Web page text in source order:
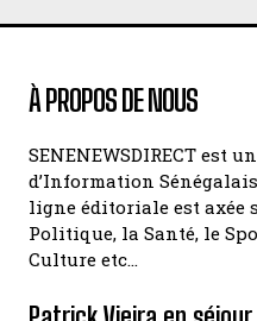
À PROPOS DE NOUS
SENENEWSDIRECT est
d’Information
ligne éditoriale est axée
Politique, la Santé, le
Culture etc…